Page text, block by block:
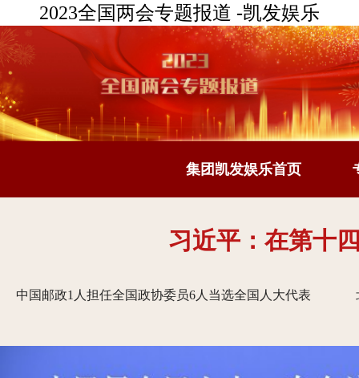
2023全国两会专题报道 -凯发娱乐
集团凯发娱乐首页
习近平：在第十
中国邮政1人担任全国政协委员6人当选全国人大代表